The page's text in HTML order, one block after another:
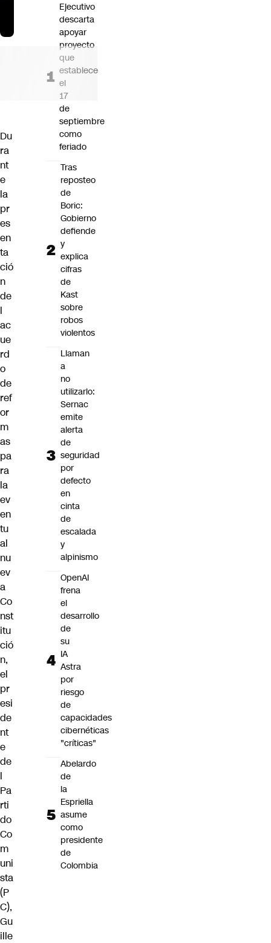
Du
ra
nt
e
la
pr
es
en
ta
ció
n
de
l
ac
ue
rd
o
de
ref
or
m
as
pa
ra
la
ev
en
tu
al
nu
ev
a
Co
nst
itu
ció
n,
el
pr
esi
de
nt
e
de
l
Pa
rti
do
Co
m
uni
sta
(P
C),
Gu
ille
Ejecutivo
descarta
apoyar
proyecto
que
establece
el
17
de
septiembre
como
feriado
Tras
reposteo
de
Boric:
Gobierno
defiende
y
explica
cifras
de
Kast
sobre
robos
violentos
Llaman
a
no
utilizarlo:
Sernac
emite
alerta
de
seguridad
por
defecto
en
cinta
de
escalada
y
alpinismo
OpenAI
frena
el
desarrollo
de
su
IA
Astra
por
riesgo
de
capacidades
cibernéticas
"críticas"
Abelardo
de
la
Espriella
asume
como
presidente
de
Colombia